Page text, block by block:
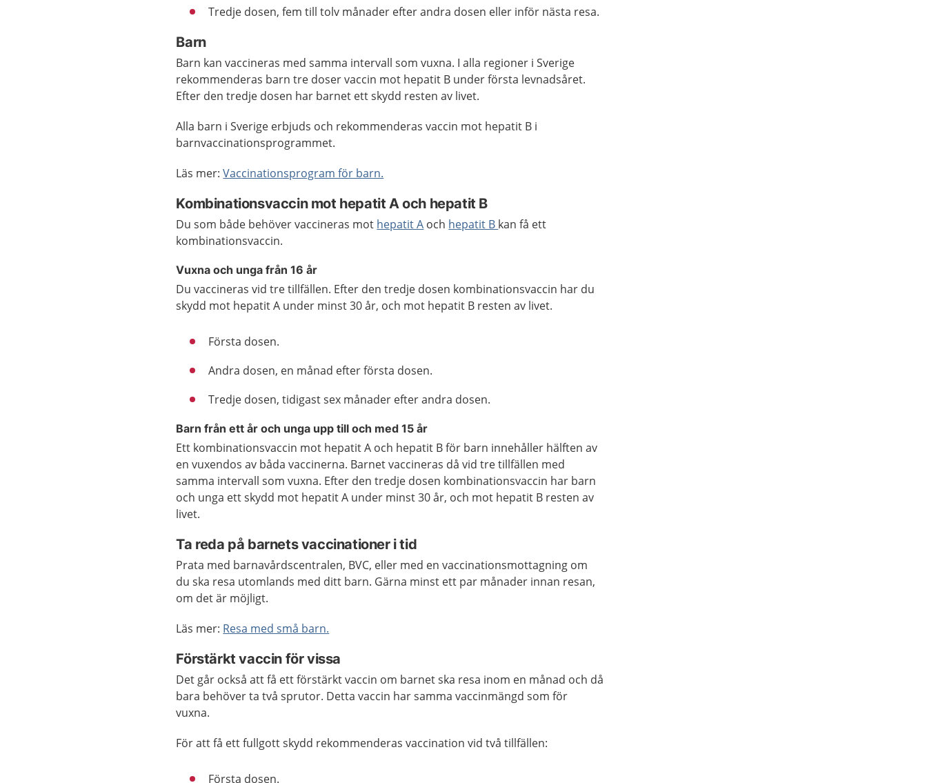
Tredje dosen, fem till tolv månader efter andra dosen eller inför nästa resa.
Barn
Barn kan vaccineras med samma intervall som vuxna. I alla regioner i Sverige
rekommenderas barn tre doser vaccin mot hepatit B under första levnadsåret.
Efter den tredje dosen har barnet ett skydd resten av livet.
Alla barn i Sverige erbjuds och rekommenderas vaccin mot hepatit B i
barnvaccinationsprogrammet.
Läs mer:Vaccinationsprogram för barn.
Kombinationsvaccin mot hepatit A och hepatit B
Du som både behöver vaccineras mot hepatit A och hepatit B kan få ett
kombinationsvaccin.
Vuxna och unga från 16 år
Du vaccineras vid tre tillfällen. Efter den tredje dosen kombinationsvaccin har du
skydd mot hepatit A under minst 30 år, och mot hepatit B resten av livet.
Första dosen.
Andra dosen, en månad efter första dosen.
Tredje dosen, tidigast sex månader efter andra dosen.
Barn från ett år och unga upp till och med 15 år
Ett kombinationsvaccin mot hepatit A och hepatit B för barn innehåller hälften av
en vuxendos av båda vaccinerna. Barnet vaccineras då vid tre tillfällen med
samma intervall som vuxna. Efter den tredje dosen kombinationsvaccin har barn
och unga ett skydd mot hepatit A under minst 30 år, och mot hepatit B resten av
livet.
Ta reda på barnets vaccinationer i tid
Prata med barnavårdscentralen, BVC, eller med en vaccinationsmottagning om
du ska resa utomlands med ditt barn. Gärna minst ett par månader innan resan,
om det är möjligt.
Läs mer: Resa med små barn.
Förstärkt vaccin för vissa
Det går också att få ett förstärkt vaccin om barnet ska resa inom en månad och då
bara behöver ta två sprutor. Detta vaccin har samma vaccinmängd som för
vuxna.
För att få ett fullgott skydd rekommenderas vaccination vid två tillfällen:
Första dosen.